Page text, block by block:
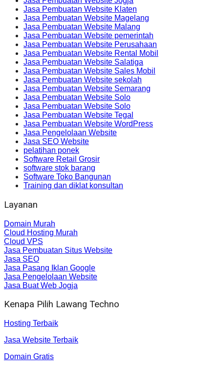
Jasa Pembuatan Website Klaten
Jasa Pembuatan Website Magelang
Jasa Pembuatan Website Malang
Jasa Pembuatan Website pemerintah
Jasa Pembuatan Website Perusahaan
Jasa Pembuatan Website Rental Mobil
Jasa Pembuatan Website Salatiga
Jasa Pembuatan Website Sales Mobil
Jasa Pembuatan Website sekolah
Jasa Pembuatan Website Semarang
Jasa Pembuatan Website Solo
Jasa Pembuatan Website Solo
Jasa Pembuatan Website Tegal
Jasa Pembuatan Website WordPress
Jasa Pengelolaan Website
Jasa SEO Website
pelatihan ponek
Software Retail Grosir
software stok barang
Software Toko Bangunan
Training dan diklat konsultan
Layanan
Domain Murah
Cloud Hosting Murah
Cloud VPS
Jasa Pembuatan Situs Website
Jasa SEO
Jasa Pasang Iklan Google
Jasa Pengelolaan Website
Jasa Buat Web Jogja
Kenapa Pilih Lawang Techno
Hosting Terbaik
Jasa Website Terbaik
Domain Gratis